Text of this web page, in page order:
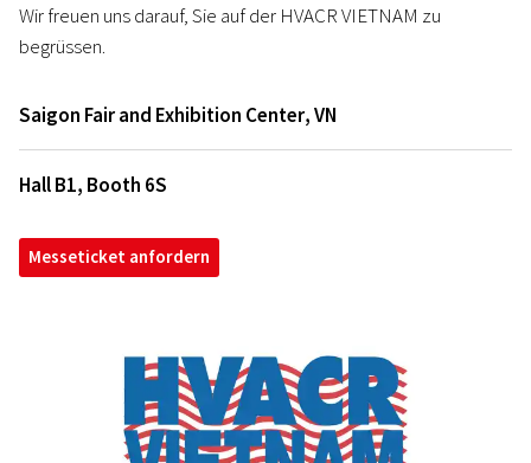
Wir freuen uns darauf, Sie auf der HVACR VIETNAM zu
begrüssen.
Saigon Fair and Exhibition Center,VN
Hall B1, Booth 6S
Messeticket anfordern